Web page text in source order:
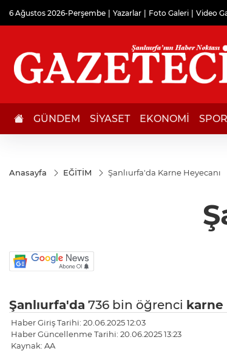
6 Ağustos 2026-Perşembe Yazarlar Foto Galeri Video
GÜNDEM SİYASET EKONOMİ SPOR
Anasayfa EĞİTİM Şanlıurfa'da Karne Heyecanı
Şanlıurfa'da 736 bin öğrenci karne
Haber Giriş Tarihi: 20.06.2025 12:03
Haber Güncellenme Tarihi: 20.06.2025 13:23
Kaynak: AA